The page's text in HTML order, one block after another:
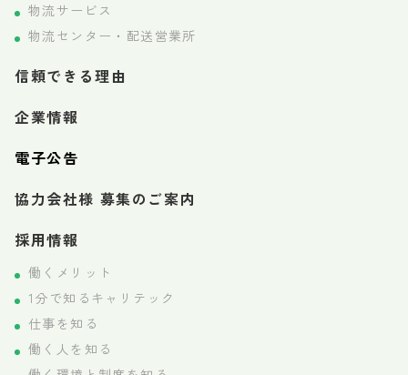
物流サービス
物流センター・配送営業所
信頼できる理由
企業情報
電子公告
協力会社様 募集のご案内
採用情報
働くメリット
1分で知るキャリテック
仕事を知る
働く人を知る